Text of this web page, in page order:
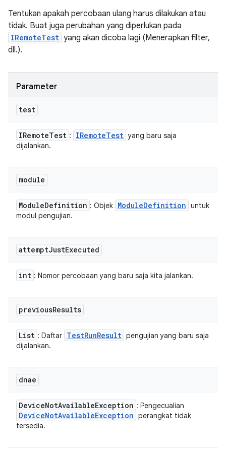
Tentukan apakah percobaan ulang harus dilakukan atau
tidak. Buat juga perubahan yang diperlukan pada
IRemoteTest yang akan dicoba lagi (Menerapkan filter,
dll.).
Parameter
test
IRemoteTest : IRemoteTest yang baru saja
dijalankan.
module
ModuleDefinition : Objek ModuleDefinition untuk
modul pengujian.
attemptJustExecuted
int : Nomor percobaan yang baru saja kita jalankan.
previousResults
List : Daftar TestRunResult pengujian yang baru saja
dijalankan.
dnae
DeviceNotAvailableException : Pengecualian
DeviceNotAvailableException perangkat tidak
tersedia.